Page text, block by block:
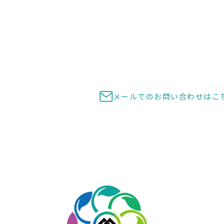
メールでのお問い合わせはこ